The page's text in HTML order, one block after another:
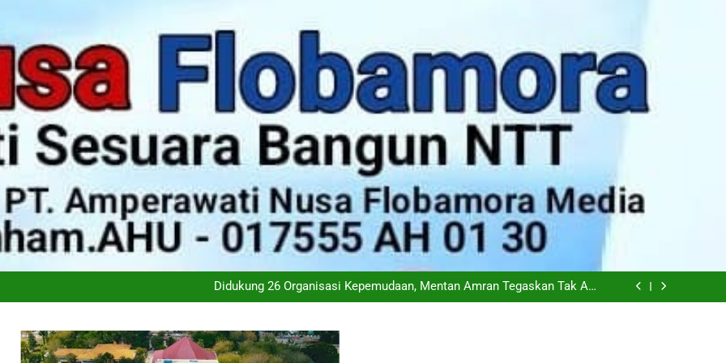
Antisipasi El Nino, Kementan Laksanakan Tanam Serempak di 25 Provinsi
Wali Kota Kupang Christian Widodo: Tantangan Terbesar Pers Bukan Al atau
Hoaks, Tapi Kepercayaan Publik
PT Flobamor ( Perseroda) Siapkan Transisi Ambil Alih Manajemen Hotel
Sasando
Didukung 26 Organisasi Kepemudaan, Mentan Amran Tegaskan Tak Ada
Ruang bagi Mafia Beras Fortifikasi
Antisipasi El Nino, Kementan Laksanakan Tanam Serempak di 25 Provinsi
Wali Kota Kupang Christian Widodo: Tantangan Terbesar Pers Bukan Al atau
Didukung 26 Organisasi Kepemudaan, Mentan Amran Tegaskan Tak Ada
Antisipasi El Nino, Kementan Laksanakan Tanam Serempak di 25 Provinsi